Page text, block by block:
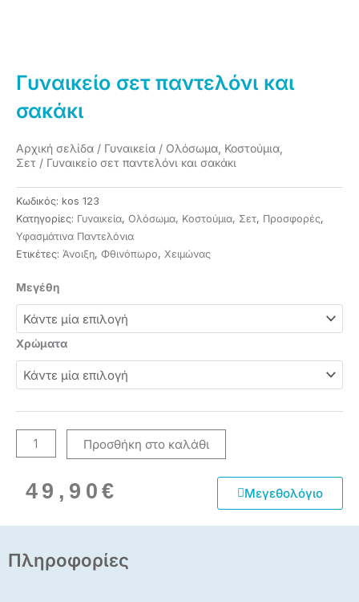
Γυναικείο σετ παντελόνι και
σακάκι
Αρχική σελίδα / Γυναικεία / Ολόσωμα, Κοστούμια,
Σετ / Γυναικείο σετ παντελόνι και σακάκι
Κωδικός: kos 123
Κατηγορίες: Γυναικεία, Ολόσωμα, Κοστούμια, Σετ, Προσφορές,
Υφασμάτινα Παντελόνια
Ετικέτες: Άνοιξη, Φθινόπωρο, Χειμώνας
Μεγέθη
Χρώματα
Γυναικείο
σετ
παντελόνι
και
ποσότητα
Προσθήκη στο καλάθι
49,90 € Μεγεθολόγιο
Πληροφορίες